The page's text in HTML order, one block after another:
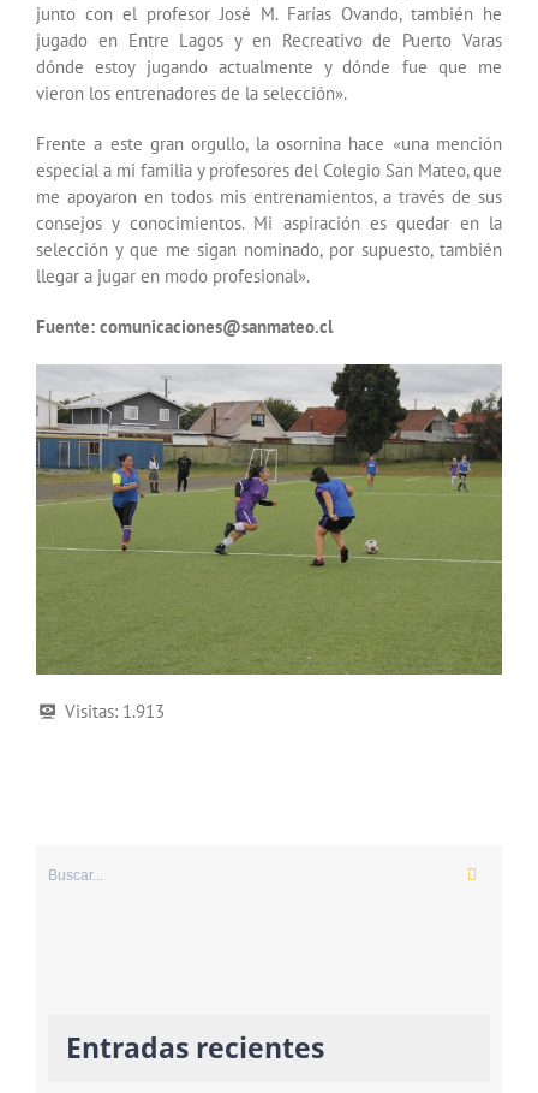
junto con el profesor José M. Farías Ovando, también he
jugado en Entre Lagos y en Recreativo de Puerto Varas
dónde estoy jugando actualmente y dónde fue que me
vieron los entrenadores de la selección».
Frente a este gran orgullo, la osornina hace «una mención
especial a mi familia y profesores del Colegio San Mateo, que
me apoyaron en todos mis entrenamientos, a través de sus
consejos y conocimientos. Mi aspiración es quedar en la
selección y que me sigan nominado, por supuesto, también
llegar a jugar en modo profesional».
Fuente: comunicaciones@sanmateo.cl
Visitas: 1.913
Buscar:
Entradas recientes